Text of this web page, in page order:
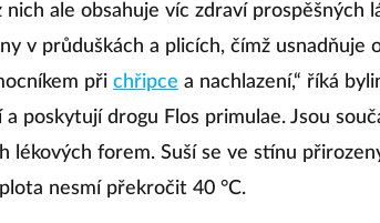
nich ale obsahuje víc zdraví prospěšných
v průduškách a plicích, čímž usnadňuje
při chřipce a nachlazení,“ říká
a poskytují drogu Flos primulae. Jsou
lékových forem. Suší se ve stínu
nesmí překročit 40 °C.